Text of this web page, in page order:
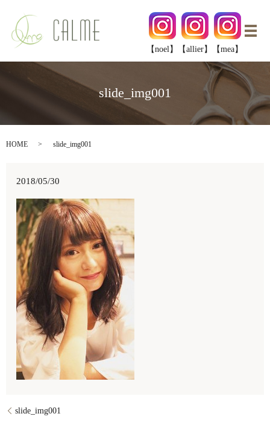
メ
【noel】
【allier】 【mea】
slide_img001
HOME slide_img001
2018/05/30
slide_img001